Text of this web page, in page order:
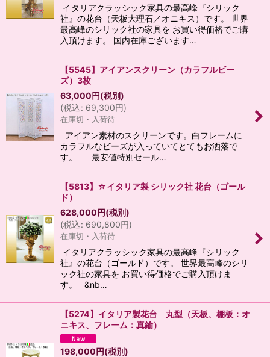
イタリアクラッシック家具の最高峰『シリック
社』の花台（天板大理石／オニキス）です。 世界
最高峰のシリック社の家具を お買い得価格でご購
入頂けます。 国内在庫ございます…
【5545】アイアンスクリーン（カラフルビー
ズ）3枚
63,000円(税別)
(税込: 69,300円)
在庫切・入荷待
アイアン素材のスクリーンです。白フレームに
カラフルなビーズが入っていてとてもお洒落で
す。 最安値特別セール…
【5813】☆イタリア製 シリック社 花台（ゴール
ド）
628,000円(税別)
(税込: 690,800円)
在庫切・入荷待
イタリアクラッシック家具の最高峰『シリック
社』の花台（ゴールド）です。 世界最高峰のシリ
ック社の家具を お買い得価格でご購入頂けま
す。 &nb…
【5274】イタリア製花台 丸型（天板、棚板：オ
ニキス、フレーム：真鍮）
198,000円(税別)